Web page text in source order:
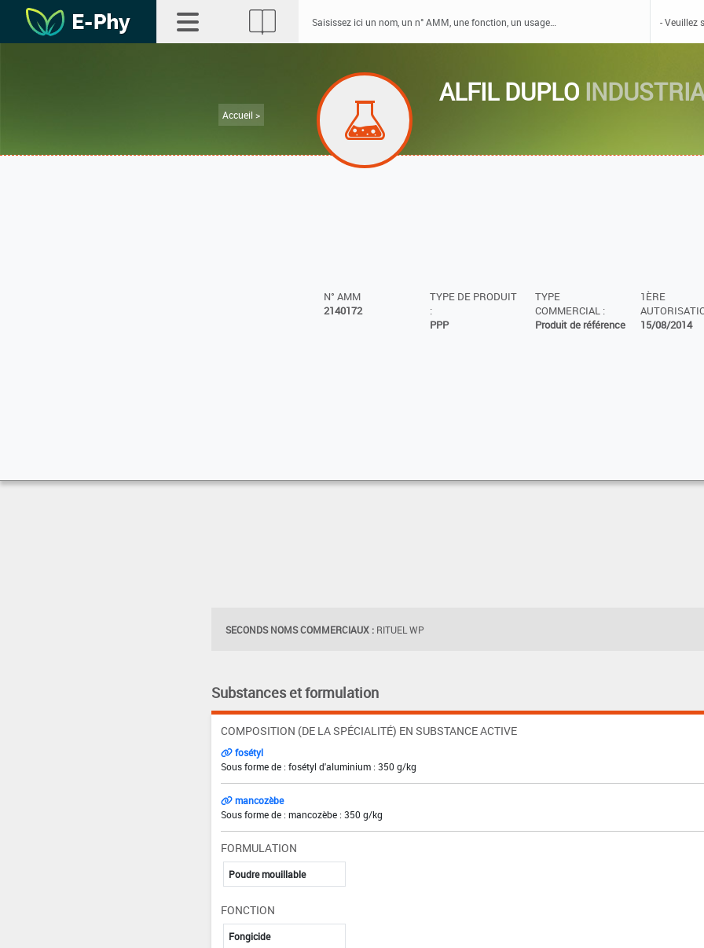
Accueil >
ALFIL DUPLO
N° AMM
2140172
TYPE DE PRODUIT
:
PPP
TYPE
COMMERCIAL :
Produit de référence
1ÈRE
15/08/2014
SECONDS NOMS COMMERCIAUX : RITUEL WP
Substances et formulation
COMPOSITION (DE LA SPÉCIALITÉ) EN SUBSTANCE ACTIVE
fosétyl
Sous forme de : fosétyl d'aluminium : 350 g/kg
mancozèbe
Sous forme de : mancozèbe : 350 g/kg
FORMULATION
Poudre mouillable
FONCTION
Fongicide